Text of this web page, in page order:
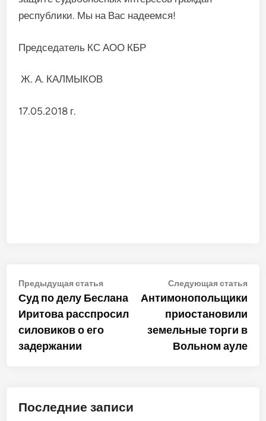
республики. Мы на Вас надеемся!
Председатель КС АОО КБР
Ж. А. КАЛМЫКОВ
17.05.2018 г.
Навигация
по
записям
Предыдущая статьяПредыдущая
статья:
Суд по делу Беслана
Иритова расспросил
силовиков о его
задержании
Следующая статья
Антимонопольщики
приостановили
земельные торги в
Вольном ауле
Последние записи